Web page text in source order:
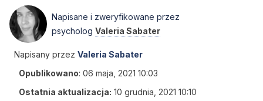
Napisane i zweryfikowane przez
psycholog Valeria Sabater
Napisany przez Valeria Sabater
Opublikowano: 06 maja, 2021 10:03
Ostatnia aktualizacja: 10 grudnia, 2021 10:10